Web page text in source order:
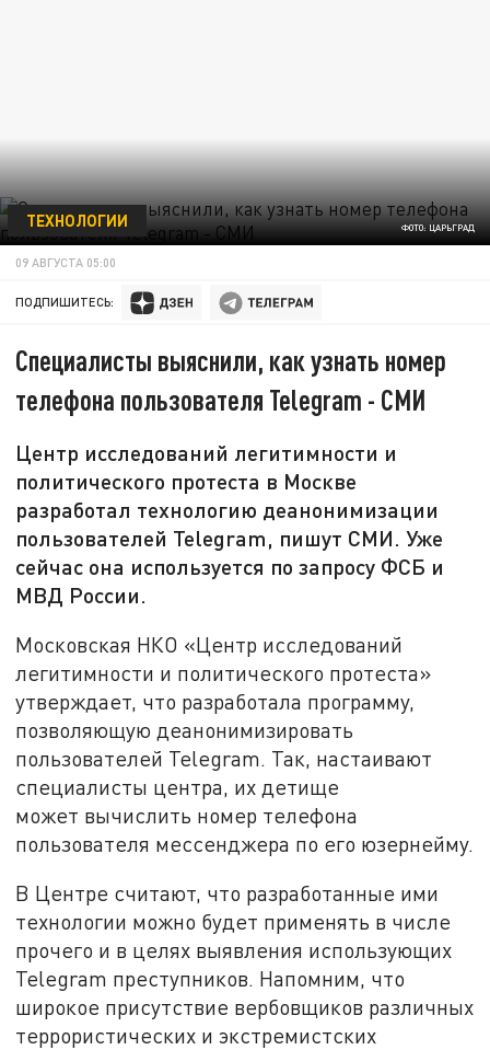
ФОТО: ЦАРЬГРАД
ТЕХНОЛОГИИ
09 АВГУСТА 05:00
ПОДПИШИТЕСЬ:
Специалисты выяснили, как узнать номер
телефона пользователя Telegram - СМИ
Центр исследований легитимности и
политического протеста в Москве
разработал технологию деанонимизации
пользователей Telegram, пишут СМИ. Уже
сейчас она используется по запросу ФСБ и
МВД России.
Московская НКО «Центр исследований
легитимности и политического протеста»
утверждает, что разработала программу,
позволяющую деанонимизировать
пользователей Telegram. Так, настаивают
специалисты центра, их детище
может вычислить номер телефона
пользователя мессенджера по его юзернейму.
В Центре считают, что разработанные ими
технологии можно будет применять в числе
прочего и в целях выявления использующих
Telegram преступников. Напомним, что
широкое присутствие вербовщиков различных
террористических и экстремистских